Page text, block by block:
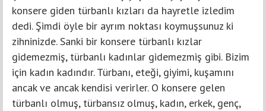
konsere giden türbanlı kızları da hayretle izledim
dedi. Şimdi öyle bir ayrım noktası koymuşsunuz ki
zihninizde. Sanki bir konsere türbanlı kızlar
gidemezmiş, türbanlı kadınlar gidemezmiş gibi. Bizim
için kadın kadındır. Türbanı, eteği, giyimi, kuşamını
ancak ve ancak kendisi verirler. O konsere gelen
türbanlı olmuş, türbansız olmuş, kadın, erkek, genç,